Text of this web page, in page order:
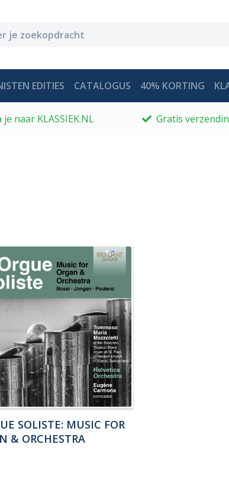
EDITIES CATALOGUS 40% KORTING
je naar KLASSIEK.NL Gratis
SOLISTE: MUSIC FOR
& ORCHESTRA